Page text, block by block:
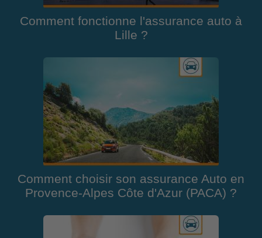
Comment fonctionne l'assurance auto à
Lille ?
Comment choisir son assurance Auto en
Provence-Alpes Côte d'Azur (PACA) ?